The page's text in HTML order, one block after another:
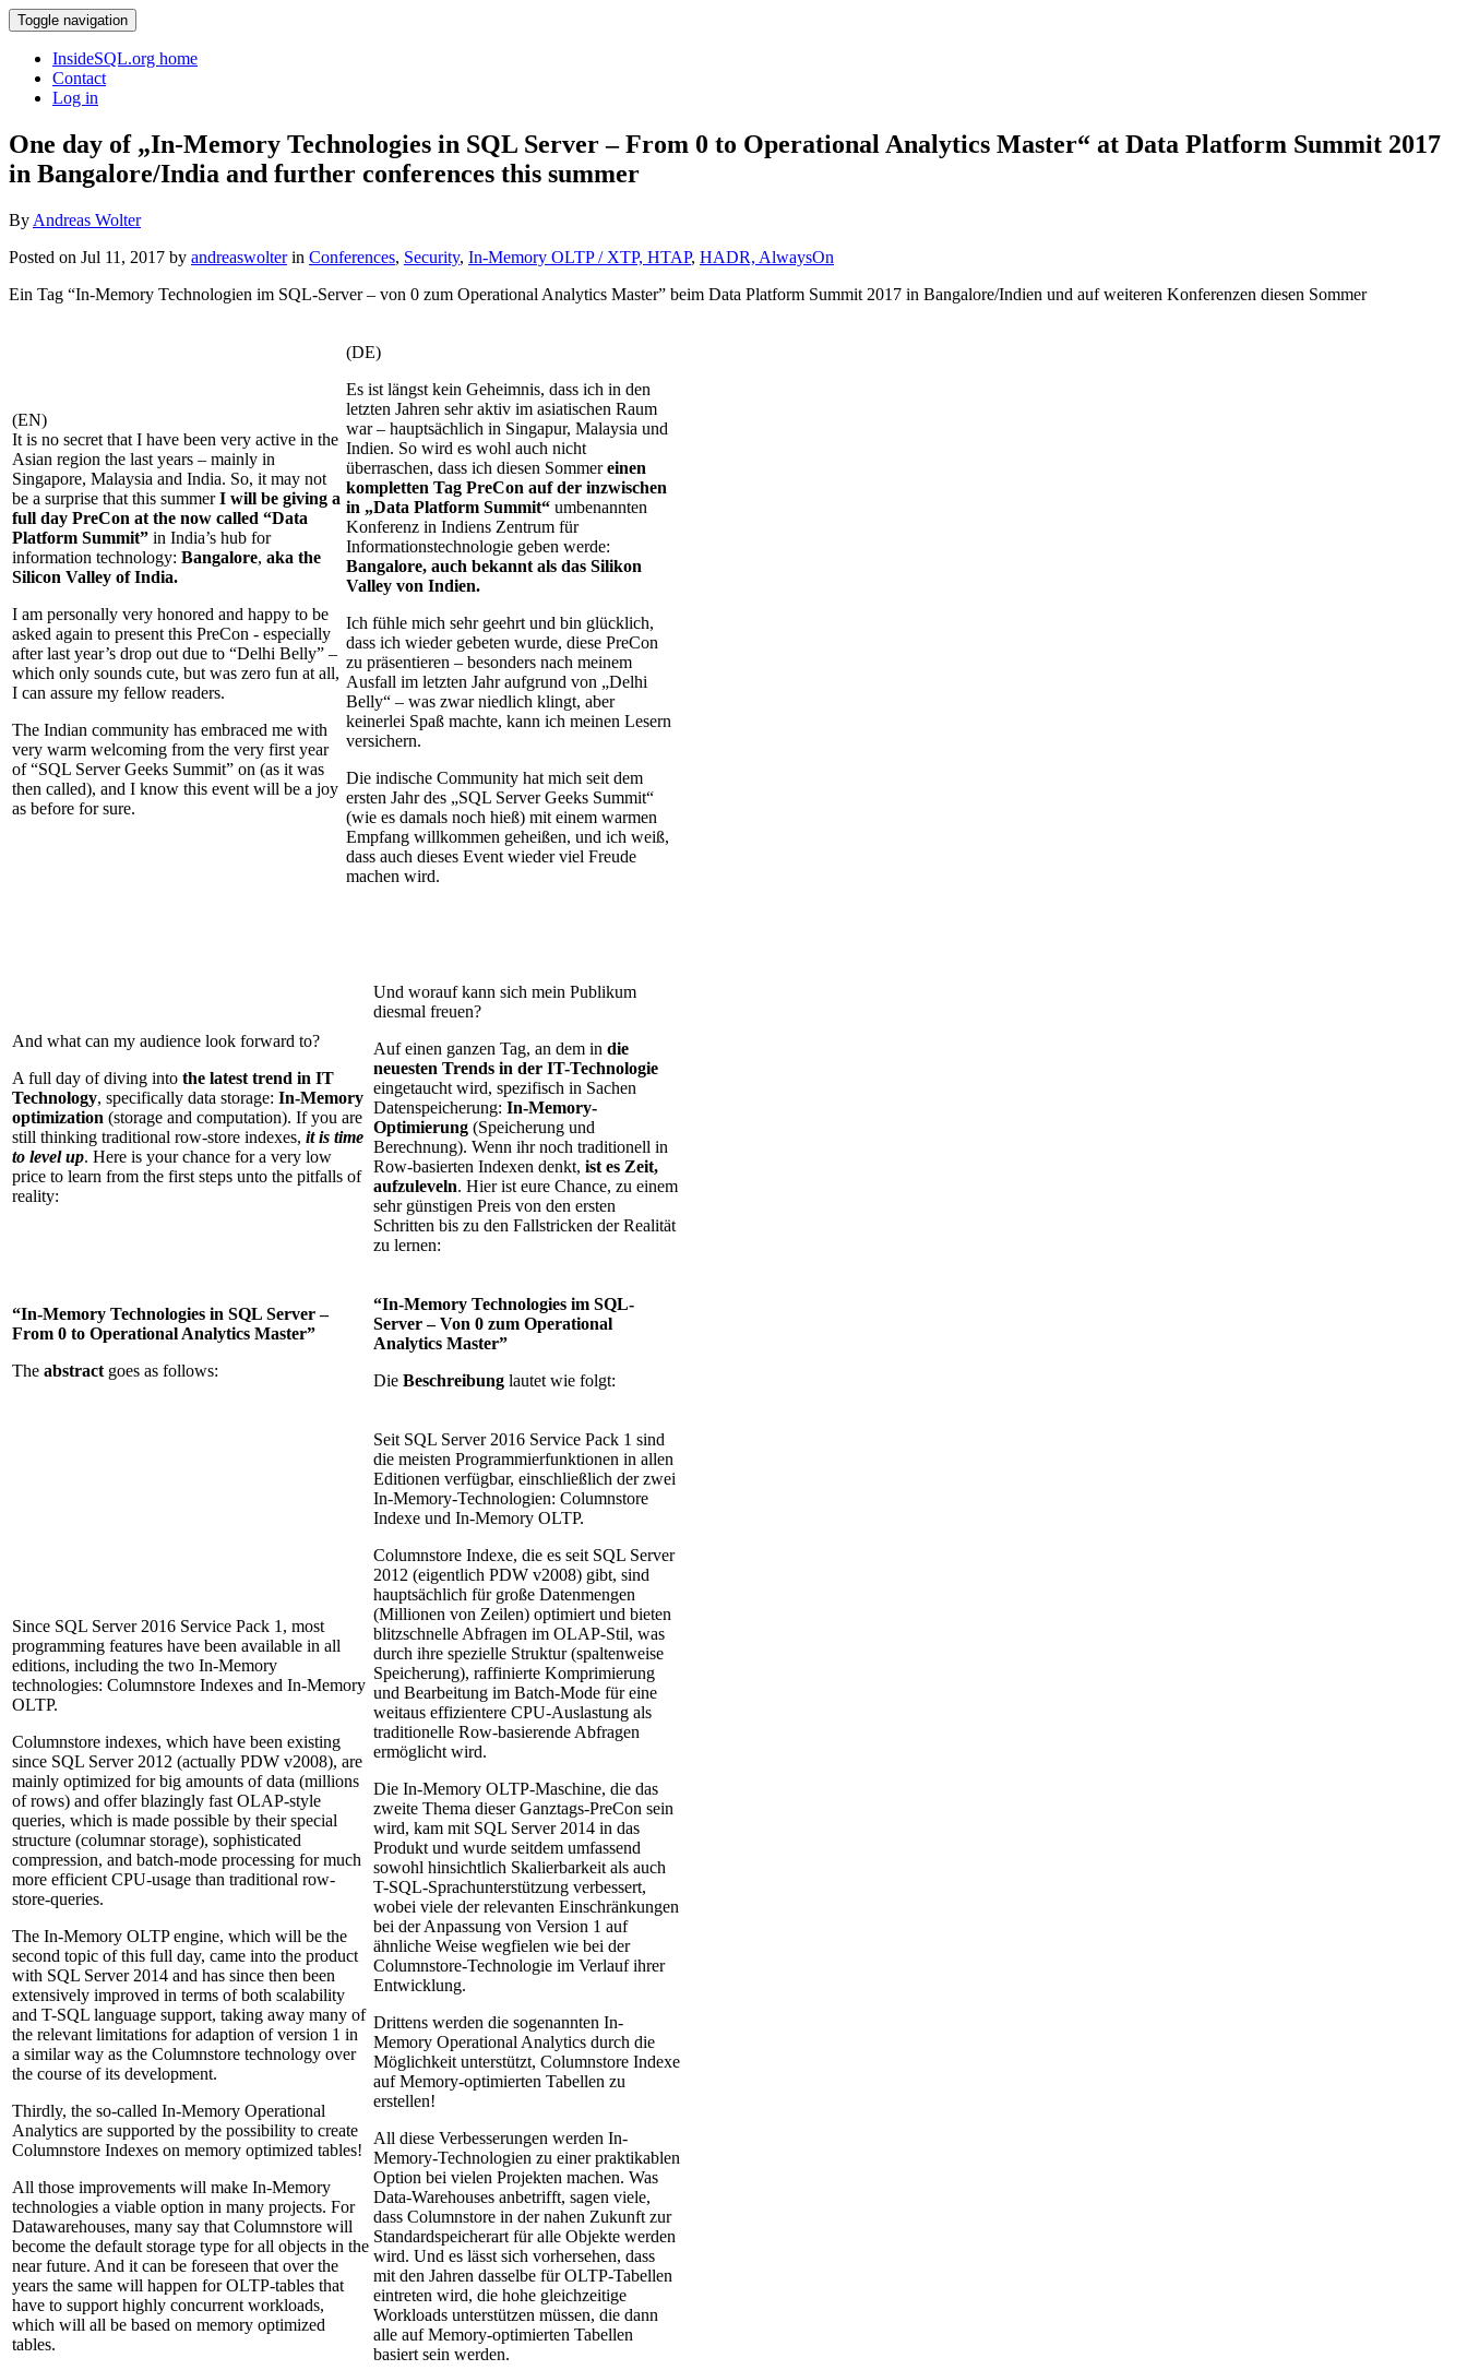
Toggle navigation
InsideSQL.org home
Contact
Log in
One day of „In-Memory Technologies in SQL Server – From 0 to Operational Analytics Master“ at Data Platform Summit 2017
in Bangalore/India and further conferences this summer
By Andreas Wolter
Posted on Jul 11, 2017 by andreaswolterin Conferences, Security, In-Memory OLTP / XTP, HTAP, HADR, AlwaysOn
Ein Tag “In-Memory Technologien im SQL-Server – von 0 zum Operational Analytics Master” beim Data Platform Summit 2017 in Bangalore/Indien und auf weiteren Konferenzen diesen Sommer
(EN)
It is no secret that I have been very active in the
Asian region the last years – mainly in
Singapore, Malaysia and India. So, it may not
be a surprise that this summerI will be giving a
full day PreCon at the now called “Data
Platform Summit” in India’s hub for
information technology: Bangalore, aka the
Silicon Valley of India.
I am personally very honored and happy to be
asked again to present this PreCon - especially
after last year’s drop out due to “Delhi Belly” –
which only sounds cute, but was zero fun at all,
I can assure my fellow readers.
The Indian community has embraced me with
very warm welcoming from the very first year
of “SQL Server Geeks Summit” on (as it was
then called), and I know this event will be a joy
as before for sure.
(DE)
Es ist längst kein Geheimnis, dass ich in den
letzten Jahren sehr aktiv im asiatischen Raum
war – hauptsächlich in Singapur, Malaysia und
Indien. So wird es wohl auch nicht
überraschen, dass ich diesen Sommereinen
kompletten Tag PreCon auf der inzwischen
in „Data Platform Summit“ umbenannten
Konferenz in Indiens Zentrum für
Informationstechnologie geben werde:
Bangalore, auch bekannt als das Silikon
Valley von Indien.
Ich fühle mich sehr geehrt und bin glücklich,
dass ich wieder gebeten wurde, diese PreCon
zu präsentieren – besonders nach meinem
Ausfall im letzten Jahr aufgrund von „Delhi
Belly“ – was zwar niedlich klingt, aber
keinerlei Spaß machte, kann ich meinen Lesern
versichern.
Die indische Community hat mich seit dem
ersten Jahr des „SQL Server Geeks Summit“
(wie es damals noch hieß) mit einem warmen
Empfang willkommen geheißen, und ich weiß,
dass auch dieses Event wieder viel Freude
machen wird.
And what can my audience look forward to?
A full day of diving into the latest trend in IT
Technology, specifically data storage: In-Memory
optimization (storage and computation). If you are
still thinking traditional row-store indexes, it is time
to level up. Here is your chance for a very low
price to learn from the first steps unto the pitfalls of
reality:
Und worauf kann sich mein Publikum
diesmal freuen?
Auf einen ganzen Tag, an dem in die
neuesten Trends in der IT-Technologie
eingetaucht wird, spezifisch in Sachen
Datenspeicherung: In-Memory-
Optimierung (Speicherung und
Berechnung). Wenn ihr noch traditionell in
Row-basierten Indexen denkt, ist es Zeit,
aufzuleveln. Hier ist eure Chance, zu einem
sehr günstigen Preis von den ersten
Schritten bis zu den Fallstricken der Realität
zu lernen:
“In-Memory Technologies in SQL Server –
From 0 to Operational Analytics Master”
The abstract goes as follows:
“In-Memory Technologies im SQL-
Server – Von 0 zum Operational
Analytics Master”
Die Beschreibung lautet wie folgt:
Since SQL Server 2016 Service Pack 1, most
programming features have been available in all
editions, including the two In-Memory
technologies: Columnstore Indexes and In-Memory
OLTP.
Columnstore indexes, which have been existing
since SQL Server 2012 (actually PDW v2008), are
mainly optimized for big amounts of data (millions
of rows) and offer blazingly fast OLAP-style
queries, which is made possible by their special
structure (columnar storage), sophisticated
compression, and batch-mode processing for much
more efficient CPU-usage than traditional row-
store-queries.
The In-Memory OLTP engine, which will be the
second topic of this full day, came into the product
with SQL Server 2014 and has since then been
extensively improved in terms of both scalability
and T-SQL language support, taking away many of
the relevant limitations for adaption of version 1 in
a similar way as the Columnstore technology over
the course of its development.
Thirdly, the so-called In-Memory Operational
Analytics are supported by the possibility to create
Columnstore Indexes on memory optimized tables!
All those improvements will make In-Memory
technologies a viable option in many projects. For
Datawarehouses, many say that Columnstore will
become the default storage type for all objects in the
near future. And it can be foreseen that over the
years the same will happen for OLTP-tables that
have to support highly concurrent workloads,
which will all be based on memory optimized
tables.
Seit SQL Server 2016 Service Pack 1 sind
die meisten Programmierfunktionen in allen
Editionen verfügbar, einschließlich der zwei
In-Memory-Technologien: Columnstore
Indexe und In-Memory OLTP.
Columnstore Indexe, die es seit SQL Server
2012 (eigentlich PDW v2008) gibt, sind
hauptsächlich für große Datenmengen
(Millionen von Zeilen) optimiert und bieten
blitzschnelle Abfragen im OLAP-Stil, was
durch ihre spezielle Struktur (spaltenweise
Speicherung), raffinierte Komprimierung
und Bearbeitung im Batch-Mode für eine
weitaus effizientere CPU-Auslastung als
traditionelle Row-basierende Abfragen
ermöglicht wird.
Die In-Memory OLTP-Maschine, die das
zweite Thema dieser Ganztags-PreCon sein
wird, kam mit SQL Server 2014 in das
Produkt und wurde seitdem umfassend
sowohl hinsichtlich Skalierbarkeit als auch
T-SQL-Sprachunterstützung verbessert,
wobei viele der relevanten Einschränkungen
bei der Anpassung von Version 1 auf
ähnliche Weise wegfielen wie bei der
Columnstore-Technologie im Verlauf ihrer
Entwicklung.
Drittens werden die sogenannten In-
Memory Operational Analytics durch die
Möglichkeit unterstützt, Columnstore Indexe
auf Memory-optimierten Tabellen zu
erstellen!
All diese Verbesserungen werden In-
Memory-Technologien zu einer praktikablen
Option bei vielen Projekten machen. Was
Data-Warehouses anbetrifft, sagen viele,
dass Columnstore in der nahen Zukunft zur
Standardspeicherart für alle Objekte werden
wird. Und es lässt sich vorhersehen, dass
mit den Jahren dasselbe für OLTP-Tabellen
eintreten wird, die hohe gleichzeitige
Workloads unterstützen müssen, die dann
alle auf Memory-optimierten Tabellen
basiert sein werden.